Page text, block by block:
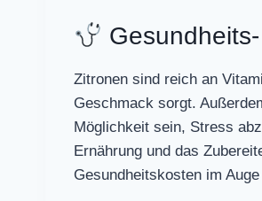
Zitronen sind reich an
Geschmack sorgt.
Möglichkeit sein, Stress
Ernährung und das
Gesundheitskosten im